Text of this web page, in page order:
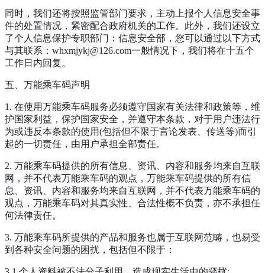
同时，我们还将按照监管部门要求，主动上报个人信息安全事
件的处置情况，紧密配合政府机关的工作。此外，我们还设立
了个人信息保护专职部门：信息安全部，您可以通过以下方式
与其联系：whxmjykj@126.com一般情况下，我们将在十五个
工作日内回复。
五、万能乘车码声明
1. 在使用万能乘车码服务必须遵守国家有关法律和政策等，维
护国家利益，保护国家安全，并遵守本条款，对于用户违法行
为或违反本条款的使用(包括但不限于言论发表、传送等)而引
起的一切责任，由用户承担全部责任。
2. 万能乘车码提供的所有信息、资讯、内容和服务均来自互联
网，并不代表万能乘车码的观点，万能乘车码提供的所有信
息、资讯、内容和服务均来自互联网，并不代表万能乘车码的
观点，万能乘车码对其真实性、合法性概不负责，亦不承担任
何法律责任。
3. 万能乘车码所提供的产品和服务也属于互联网范畴，也易受
到各种安全问题的困扰，包括但不限于：